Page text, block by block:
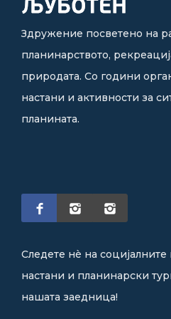
Здружение посветено на
планинарството,
природата. Со години
настани и активности за
планината.
Следете нè на
настани и планинарски
нашата заедница!